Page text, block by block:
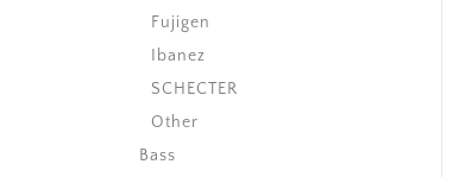
Fujigen
Ibanez
SCHECTER
Other
Bass